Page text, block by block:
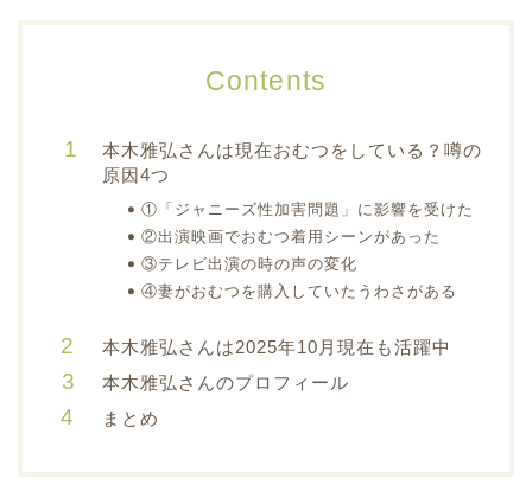
Contents
本木雅弘さんは現在おむつをしている？噂の
原因4つ
①「ジャニーズ性加害問題」に影響を受けた
②出演映画でおむつ着用シーンがあった
③テレビ出演の時の声の変化
④妻がおむつを購入していたうわさがある
本木雅弘さんは2025年10月現在も活躍中
本木雅弘さんのプロフィール
まとめ